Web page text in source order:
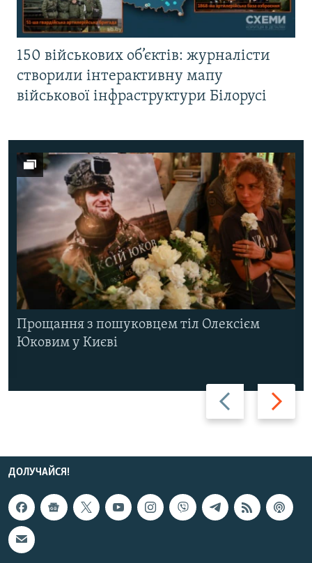
150 військових об’єктів: журналісти
створили інтерактивну мапу
військової інфраструктури Білорусі
Назад Вперед
Прощання з пошуковцем тіл Олексієм
Юковим у Києві
ДОЛУЧАЙСЯ!